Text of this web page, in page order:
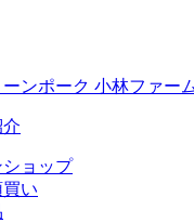
ョップ
い